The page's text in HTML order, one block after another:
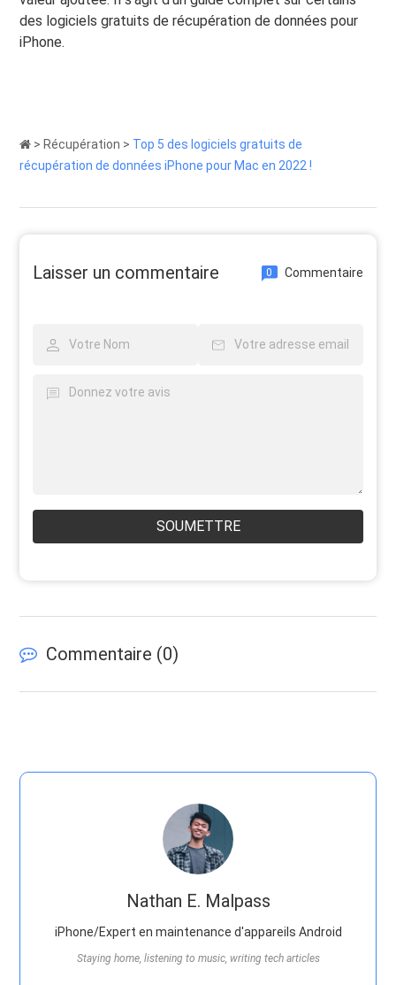
des logiciels gratuits de récupération de données pour
iPhone.
>Récupération > Top 5 des logiciels gratuits de
récupération de données iPhone pour Mac en 2022 !
Laisser un commentaire 0 Commentaire
SOUMETTRE
Commentaire (0)
Nathan E. Malpass
iPhone/Expert en maintenance d'appareils Android
Staying home, listening to music, writing tech articles